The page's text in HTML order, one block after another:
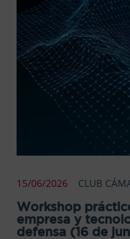
15/06/2026 CLUB
Workshop
empresa y
defensa (16 de